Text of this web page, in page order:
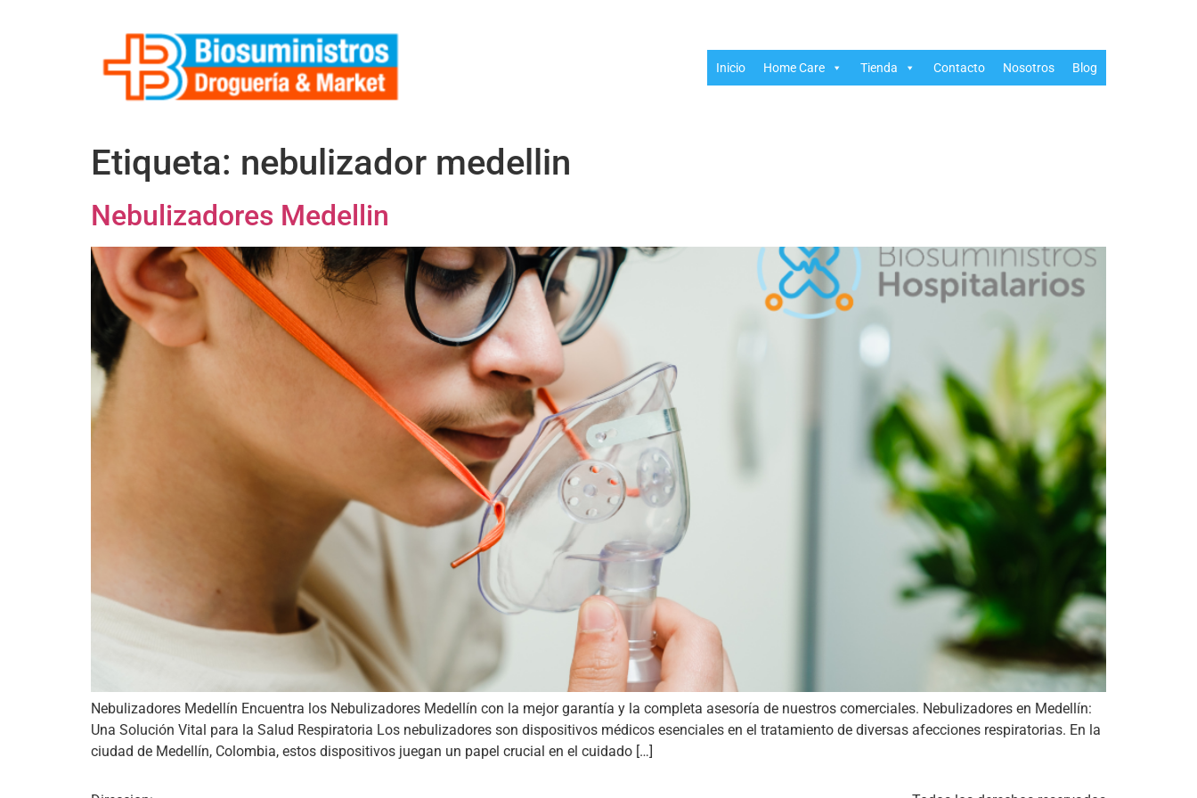
Inicio Home Care Tienda Contacto Nosotros Blog
Etiqueta: nebulizador medellin
Nebulizadores Medellin
Nebulizadores Medellín Encuentra los Nebulizadores Medellín con la mejor garantía y la completa asesoría de nuestros comerciales. Nebulizadores en Medellín:
Una Solución Vital para la Salud Respiratoria Los nebulizadores son dispositivos médicos esenciales en el tratamiento de diversas afecciones respiratorias. En la
ciudad de Medellín, Colombia, estos dispositivos juegan un papel crucial en el cuidado […]